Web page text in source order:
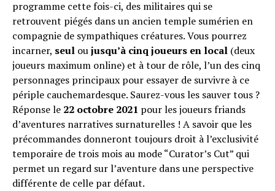
programme cette fois-ci, des militaires qui se
retrouvent piégés dans un ancien temple sumérien en
compagnie de sympathiques créatures. Vous pourrez
incarner, seul oujusqu’à cinq joueurs en local (deux
joueurs maximum online) et à tour de rôle, l’un des cinq
personnages principaux pour essayer de survivre à ce
périple cauchemardesque. Saurez-vous les sauver tous ?
Réponse le 22 octobre 2021 pour les joueurs friands
d’aventures narratives surnaturelles ! A savoir que les
précommandes donneront toujours droit à l’exclusivité
temporaire de trois mois au mode “Curator’s Cut” qui
permet un regard sur l’aventure dans une perspective
différente de celle par défaut.